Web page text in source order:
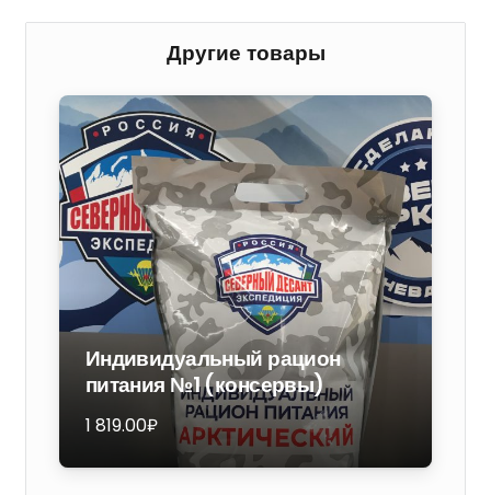
курицы
маринаде
1,000
Другие товары
Индивидуальный рацион
питания №1 (консервы)
1 819.00₽